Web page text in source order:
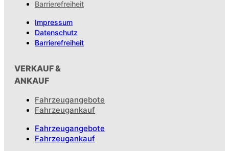
Barrierefreiheit
Impressum
Datenschutz
Barrierefreiheit
VERKAUF &
ANKAUF
Fahrzeugangebote
Fahrzeugankauf
Fahrzeugangebote
Fahrzeugankauf